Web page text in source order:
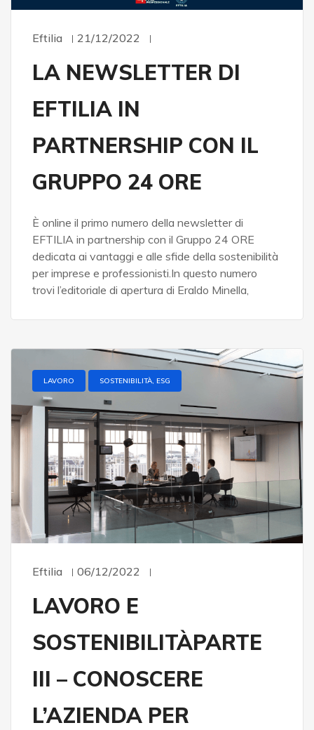
Eftilia 21/12/2022
LA NEWSLETTER DI
EFTILIA IN
PARTNERSHIP CON IL
GRUPPO 24 ORE
È online il primo numero della newsletter di
EFTILIA in partnership con il Gruppo 24 ORE
dedicata ai vantaggi e alle sfide della sostenibilità
per imprese e professionisti.In questo numero
trovi l’editoriale di apertura di Eraldo Minella,
LAVORO SOSTENIBILITÀ, ESG
Eftilia 06/12/2022
LAVORO E
SOSTENIBILITÀPARTE
III – CONOSCERE
L’AZIENDA PER